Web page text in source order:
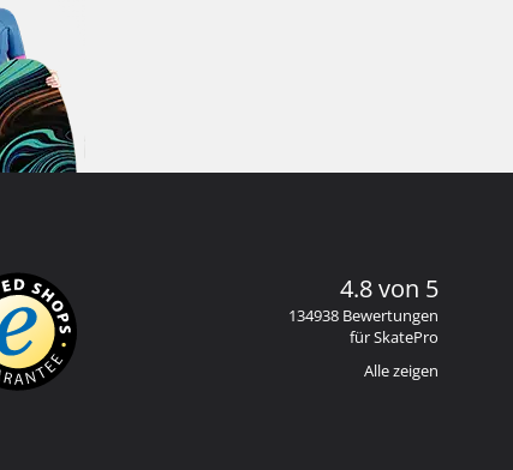
4.8 von 5
134938 Bewertungen
für SkatePro
Alle zeigen